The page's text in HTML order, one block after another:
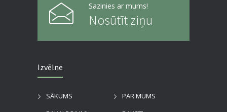
Sazinies ar mums!
Nosūtīt ziņu
Izvēlne
SĀKUMS
PAR MUMS